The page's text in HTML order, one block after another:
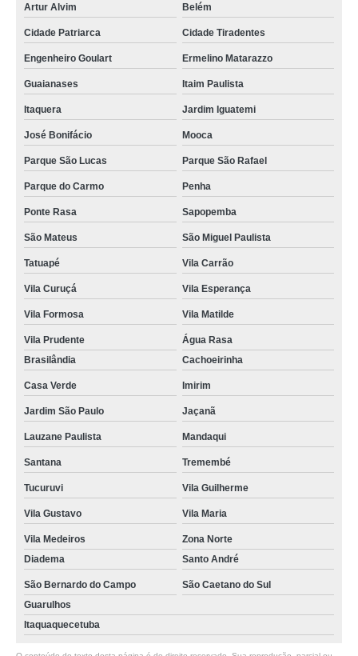
Artur Alvim Belém
Cidade Patriarca Cidade Tiradentes
Engenheiro Goulart Ermelino Matarazzo
Guaianases Itaim Paulista
Itaquera Jardim Iguatemi
José Bonifácio Mooca
Parque São Lucas Parque São Rafael
Parque do Carmo Penha
Ponte Rasa Sapopemba
São Mateus São Miguel Paulista
Tatuapé Vila Carrão
Vila Curuçá Vila Esperança
Vila Formosa Vila Matilde
Vila Prudente
Água Rasa
Brasilândia
Cachoeirinha
Casa Verde Imirim
Jardim São Paulo Jaçanã
Lauzane Paulista Mandaqui
Santana Tremembé
Tucuruvi Vila Guilherme
Vila Gustavo Vila Maria
Vila Medeiros
Zona Norte
Diadema
Santo André
São Bernardo do Campo
São Caetano do Sul
Guarulhos
Itaquaquecetuba